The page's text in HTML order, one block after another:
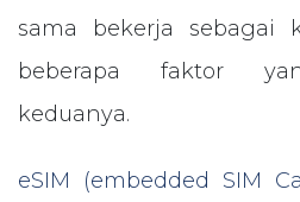
sama bekerja sebagai
beberapa faktor
keduanya.
eSIM (embedded SIM